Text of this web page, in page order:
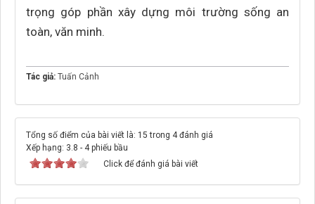
trọng góp phần xây dựng môi trường sống an
toàn, văn minh.
Tác giả: Tuấn Cảnh
Tổng số điểm của bài viết là: 15 trong 4 đánh giá
Xếp hạng: 3.8 - 4phiếu bầu
Click để đánh giá bài viết